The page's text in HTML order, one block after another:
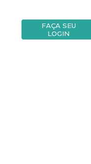
FAÇA SEU
LOGIN